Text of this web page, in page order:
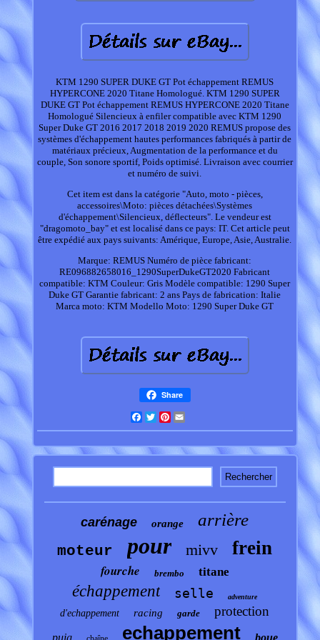
KTM 1290 SUPER DUKE GT Pot échappement REMUS
HYPERCONE 2020 Titane Homologué. KTM 1290 SUPER
DUKE GT Pot échappement REMUS HYPERCONE 2020 Titane
Homologué Silencieux à enfiler compatible avec KTM 1290
Super Duke GT 2016 2017 2018 2019 2020 REMUS propose des
systèmes d'échappement hautes performances fabriqués à partir de
matériaux précieux, Augmentation de la performance et du
couple, Son sonore sportif, Poids optimisé. Livraison avec courrier
et numéro de suivi.
Cet item est dans la catégorie "Auto, moto - pièces,
accessoires\Moto: pièces détachées\Systèmes
d'échappement\Silencieux, déflecteurs". Le vendeur est
"dragomoto_bay" et est localisé dans ce pays: IT. Cet article peut
être expédié aux pays suivants: Amérique, Europe, Asie, Australie.
Marque: REMUS Numéro de pièce fabricant:
RE096882658016_1290SuperDukeGT2020 Fabricant
compatible: KTM Couleur: Gris Modèle compatible: 1290 Super
Duke GT Garantie fabricant: 2 ans Pays de fabrication: Italie
Marca moto: KTM Modello Moto: 1290 Super Duke GT
Share
Facebook
TwitterPinterest
carénage orange arrière
moteur pour mivv frein
fourche brembo titane
échappement selle adventure
d'echappement racing garde protection
echappement